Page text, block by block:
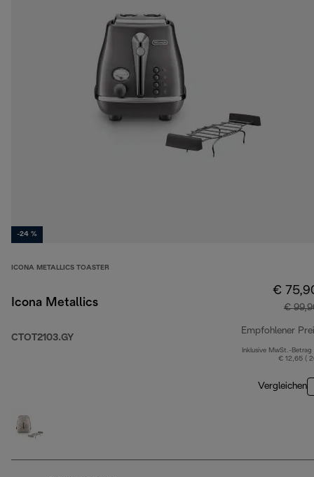
-24 %
ICONA METALLICS TOASTER
Icona Metallics
CTOT2103.GY
€
€
Empfohlener
Inklusive MwSt.-Betrag
€ 12,65 (
Vergleichen